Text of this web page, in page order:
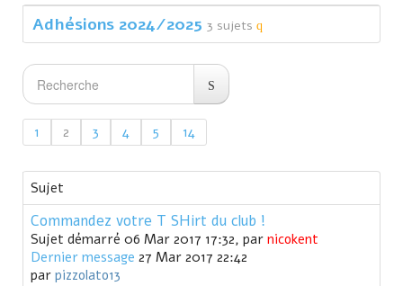
Adhésions 2024/2025 3 sujets
1 2 3 4 5 14
Sujet
Commandez votre T SHirt du club !
Sujet démarré 06 Mar 2017 17:32, par nicokent
Dernier message 27 Mar 2017 22:42
par pizzolato13